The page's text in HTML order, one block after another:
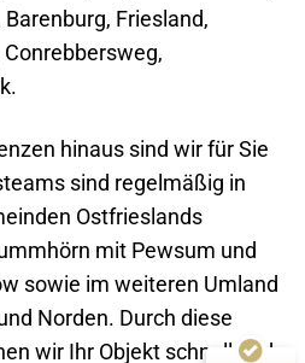
Friesland,
hinaus sind wir für Sie
sind regelmäßig in
Ostfrieslands
mit Pewsum und
sowie im weiteren Umland
Norden. Durch diese
wir Ihr Objekt schnell und
Von Kunden bewertet
100
%
Empfehlungen auf
ProvenExpert.com
SEHR GUT
4,99
/
5,00
84
Bewertungen auf
ProvenExpert.com
62
Bewertungen von
1
anderen Quelle